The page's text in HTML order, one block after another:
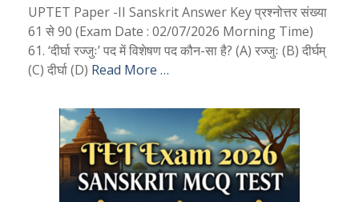
UPTET Paper -II Sanskrit Answer Key प्रश्नोत्तर संख्या
61 से 90 (Exam Date : 02/07/2026 Morning Time)
61. ‘दीर्घा रज्जुः’ पद में विशेषण पद कौन-सा है? (A) रज्जुः (B) दीर्घम्
(C) दीर्घा (D) Read More …